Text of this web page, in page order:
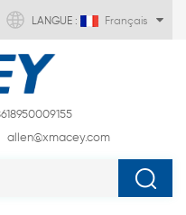
LANGUE : Français
allen@xmacey.com